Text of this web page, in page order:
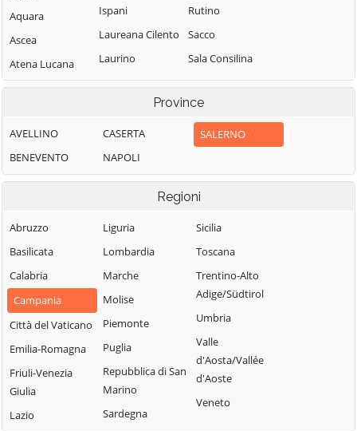
Aquara
Ascea
Atena Lucana
Atrani
Baronissi
Battipaglia
Bellizzi
Bracigliano
Buccino
Buonabitacolo
Caggiano
Calvanico
Camerota
Campagna
Campora
Cannalonga
Ispani
Laureana Cilento
Laurino
Laurito
Lustra
Magliano Vetere
Maiori
Mercato San
Severino
Minori
Moio della
Giacomo
Montecorice
Pugliano
Rutino
Sacco
Sala Consilina
Salento
Salerno
Salvitelle
Picentino
San Giovanni a
Magno
San Mango
Piemonte
San Marzano sul
Sarno
San Mauro
Cilento
San Mauro la
Province
AVELLINO
BENEVENTO
CASERTA
NAPOLI
SALERNO
Regioni
Abruzzo
Basilicata
Calabria
Campania
Città del Vaticano
Emilia-Romagna
Friuli-Venezia
Giulia
Lazio
Liguria
Lombardia
Marche
Molise
Piemonte
Puglia
Repubblica di San
Marino
Sardegna
Sicilia
Toscana
Trentino-Alto
Adige/Südtirol
Umbria
Valle
d'Aosta/Vallée
d'Aoste
Veneto